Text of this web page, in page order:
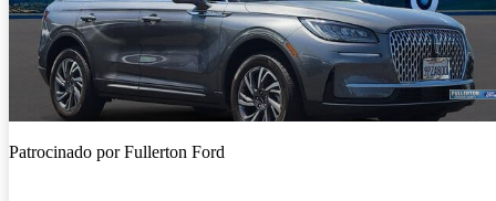
Patrocinado porFullerton Ford